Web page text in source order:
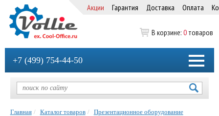
Акции Гарантия Доставка Оплата
В корзине: 0 товаров
+7 (499) 754-44-50
Главная Каталог товаров
Презентационное оборудование